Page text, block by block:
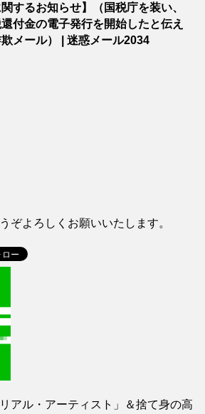
するお知らせ】（国税庁を装い、
還付金の電子発行を開始したと伝え
メール） | 迷惑メール2034
ぞよろしくお願いいたします。
アル・アーティスト」＆捨て身の高